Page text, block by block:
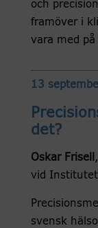
och
framöver i
vara med
13
det?
Oskar Frisell
vid Institutet
svensk